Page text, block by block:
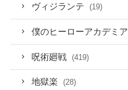
ヴィジランテ (19)
僕のヒーローアカデミア
呪術廻戦 (419)
地獄楽 (28)